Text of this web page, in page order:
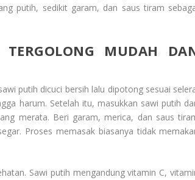
putih, sedikit garam, dan saus tiram
MUDAH
putih dicuci bersih lalu dipotong sesuai
harum. Setelah itu, masukkan sawi putih
merata. Beri garam, merica, dan saus
Proses memasak biasanya tidak
Sawi putih mengandung vitamin C,